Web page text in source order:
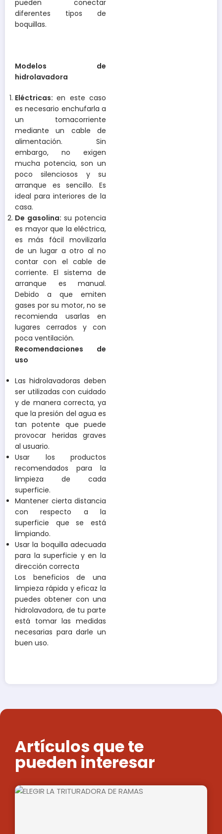
pueden conectar
diferentes tipos de
boquillas.
Modelos de
hidrolavadora
Eléctricas:en este caso
es necesario enchufarla a
un tomacorriente
mediante un cable de
alimentación. Sin
embargo, no exigen
mucha potencia, son un
poco silenciosos y su
arranque es sencillo. Es
ideal para interiores de la
casa.
De gasolina: su potencia
es mayor que la eléctrica,
es más fácil movilizarla
de un lugar a otro al no
contar con el cable de
corriente. El sistema de
arranque es manual.
Debido a que emiten
gases por su motor, no se
recomienda usarlas en
lugares cerrados y con
poca ventilación.
Recomendaciones de
uso
Las hidrolavadoras deben
ser utilizadas con cuidado
y de manera correcta, ya
que la presión del agua es
tan potente que puede
provocar heridas graves
al usuario.
Usar los productos
recomendados para la
limpieza de cada
superficie.
Mantener cierta distancia
con respecto a la
superficie que se está
limpiando.
Usar la boquilla adecuada
para la superficie y en la
dirección correcta
Los beneficios de una
limpieza rápida y eficaz la
puedes obtener con una
hidrolavadora, de tu parte
está tomar las medidas
necesarias para darle un
buen uso.
Artículos que te
pueden interesar